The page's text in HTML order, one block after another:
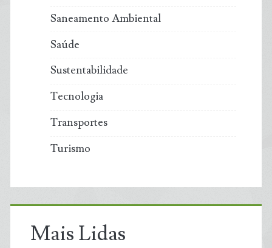
Saneamento Ambiental
Saúde
Sustentabilidade
Tecnologia
Transportes
Turismo
Mais Lidas